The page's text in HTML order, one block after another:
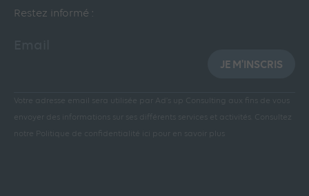
Restez informé :
JE M'INSCRIS
Votre adresse email sera utilisée par Ad’s up Consulting aux fins de vous
envoyer des informations sur ses différents services et activités.
Consultez
notre Politique de confidentialité ici pour en savoir plus